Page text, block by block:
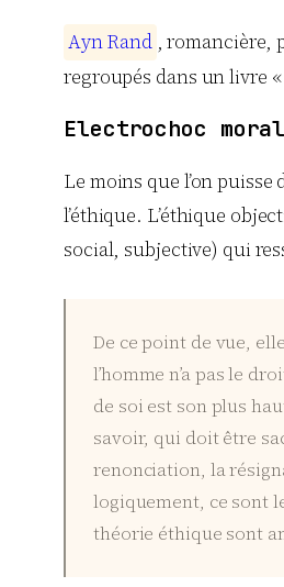
AynRand , romancière,
regroupés dans un livre «
Electrochoc
Le moins que l’on
l’éthique. L’éthique
social, subjective) qui
De ce point de vue,
l’homme n’a pas le
de soi est son plus
savoir, qui doit être
renonciation, la
logiquement, ce sont
théorie éthique sont